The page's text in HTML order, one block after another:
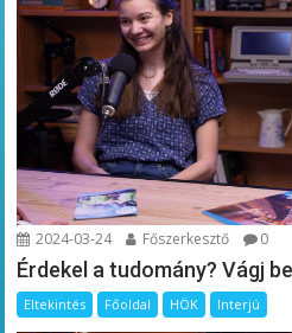
2024-03-24 Főszerkesztő 0
Érdekel a tudomány? Vágj
Eltekintés Főoldal HÖK Interjú